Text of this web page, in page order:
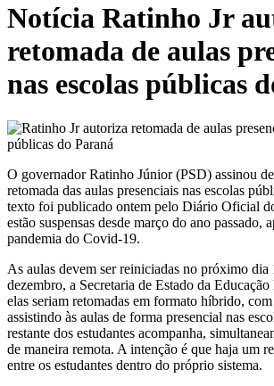
Notícia Ratinho Jr
retomada de aulas
nas escolas públicas
O governador Ratinho Júnior (PSD) assinou
retomada das aulas presenciais nas escolas
texto foi publicado ontem pelo Diário Oficial
estão suspensas desde março do ano passado,
pandemia do Covid-19.
As aulas devem ser reiniciadas no próximo
dezembro, a Secretaria de Estado da
elas seriam retomadas em formato híbrido,
assistindo às aulas de forma presencial nas
restante dos estudantes acompanha,
de maneira remota. A intenção é que haja um
entre os estudantes dentro do próprio sistema.